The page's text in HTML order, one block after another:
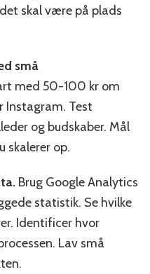
skal være på plads
små
med 50-100 kr om
Instagram. Test
og budskaber. Mål
skalerer op.
Brug Google Analytics
statistik. Se hvilke
Identificer hvor
Lav små